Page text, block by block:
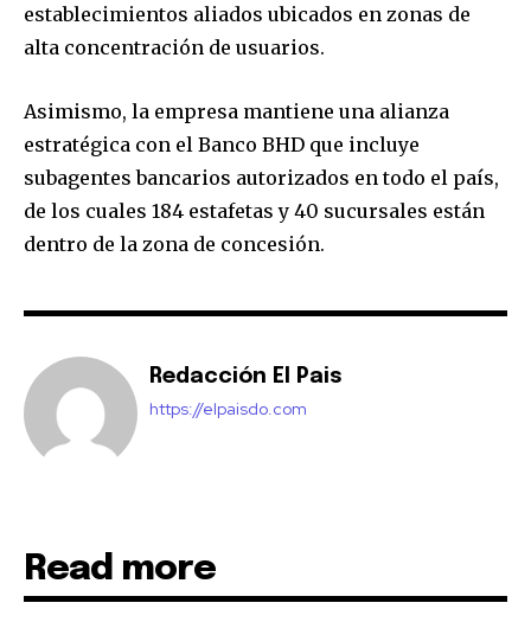
establecimientos aliados ubicados en zonas de
alta concentración de usuarios.
Asimismo, la empresa mantiene una alianza
estratégica con el Banco BHD que incluye
subagentes bancarios autorizados en todo el país,
de los cuales 184 estafetas y 40 sucursales están
dentro de la zona de concesión.
Redacción El Pais
https://elpaisdo.com
Read more